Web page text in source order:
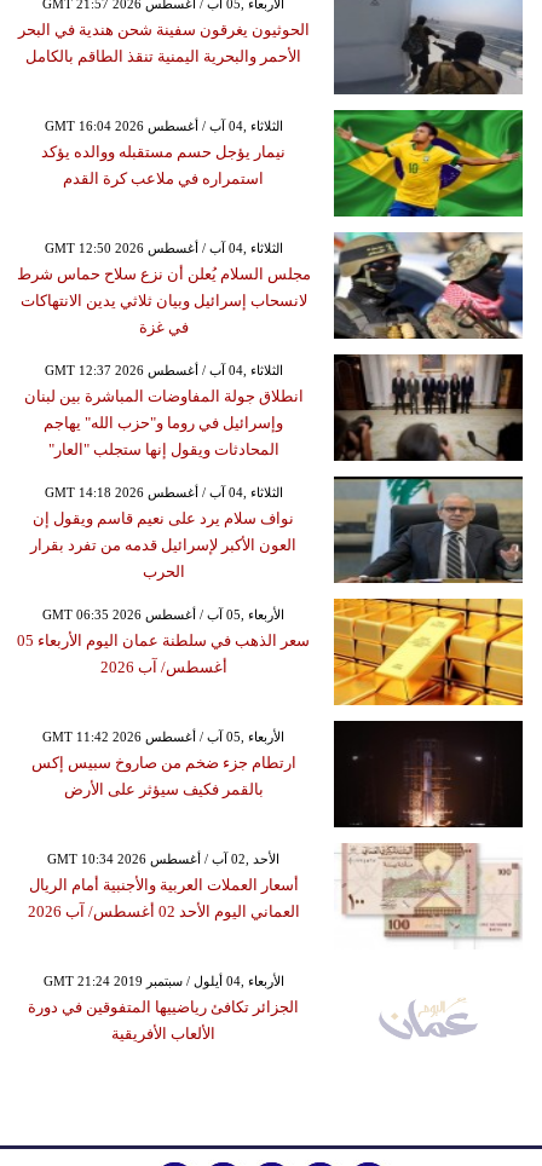
GMT 21:57 2026 الأربعاء ,05 آب / أغسطس
الحوثيون يغرقون سفينة شحن هندية في البحر
الأحمر والبحرية اليمنية تنقذ الطاقم بالكامل
GMT 16:04 2026 الثلاثاء ,04 آب / أغسطس
نيمار يؤجل حسم مستقبله ووالده يؤكد
استمراره في ملاعب كرة القدم
GMT 12:50 2026 الثلاثاء ,04 آب / أغسطس
مجلس السلام يُعلن أن نزع سلاح حماس شرط
لانسحاب إسرائيل وبيان ثلاثي يدين الانتهاكات
في غزة
GMT 12:37 2026 الثلاثاء ,04 آب / أغسطس
انطلاق جولة المفاوضات المباشرة بين لبنان
وإسرائيل في روما و"حزب الله" يهاجم
المحادثات ويقول إنها ستجلب "العار"
GMT 14:18 2026 الثلاثاء ,04 آب / أغسطس
نواف سلام يرد على نعيم قاسم ويقول إن
العون الأكبر لإسرائيل قدمه من تفرد بقرار
الحرب
GMT 06:35 2026 الأربعاء ,05 آب / أغسطس
سعر الذهب في سلطنة عمان اليوم الأربعاء 05
أغسطس/ آب 2026
GMT 11:42 2026 الأربعاء ,05 آب / أغسطس
ارتطام جزء ضخم من صاروخ سبيس إكس
بالقمر فكيف سيؤثر على الأرض
GMT 10:34 2026 الأحد ,02 آب / أغسطس
أسعار العملات العربية والأجنبية أمام الريال
العماني اليوم الأحد 02 أغسطس/ آب 2026
GMT 21:24 2019 الأربعاء ,04 أيلول / سبتمبر
الجزائر تكافئ رياضييها المتفوقين في دورة
الألعاب الأفريقية